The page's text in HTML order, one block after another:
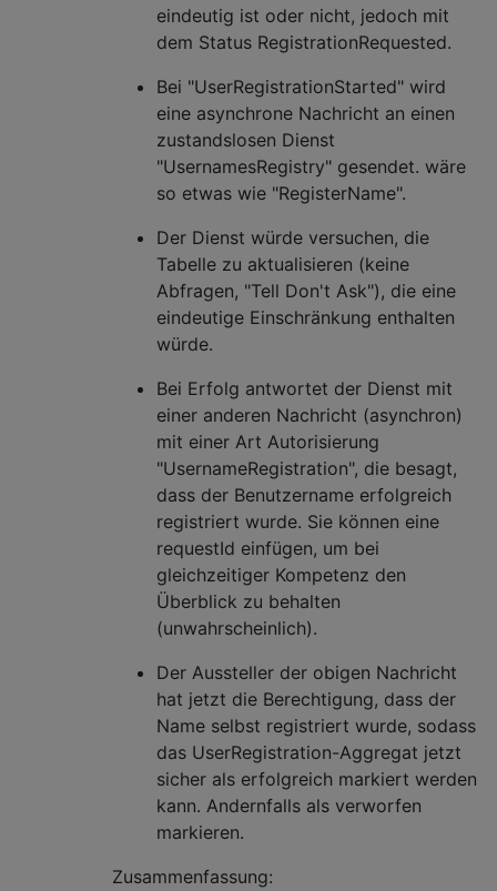
eindeutig ist oder nicht, jedoch mit
dem Status RegistrationRequested.
Bei "UserRegistrationStarted" wird
eine asynchrone Nachricht an einen
zustandslosen Dienst
"UsernamesRegistry" gesendet. wäre
so etwas wie "RegisterName".
Der Dienst würde versuchen, die
Tabelle zu aktualisieren (keine
Abfragen, "Tell Don't Ask"), die eine
eindeutige Einschränkung enthalten
würde.
Bei Erfolg antwortet der Dienst mit
einer anderen Nachricht (asynchron)
mit einer Art Autorisierung
"UsernameRegistration", die besagt,
dass der Benutzername erfolgreich
registriert wurde. Sie können eine
requestId einfügen, um bei
gleichzeitiger Kompetenz den
Überblick zu behalten
(unwahrscheinlich).
Der Aussteller der obigen Nachricht
hat jetzt die Berechtigung, dass der
Name selbst registriert wurde, sodass
das UserRegistration-Aggregat jetzt
sicher als erfolgreich markiert werden
kann. Andernfalls als verworfen
markieren.
Zusammenfassung: